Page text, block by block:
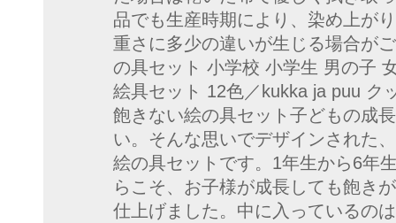
品でも生産時期により、染め上が
重さに多少の違いが生じる場合が
の具セット 小学校 小学生 男の子
絵具セット 12色／kukka ja puu ク
飽きない絵の具セット子どもの成
い。そんな思いでデザインされた
絵の具セットです。1年生から6年
らこそ、お子様が成長しても飽き
仕上げました。中に入っているの